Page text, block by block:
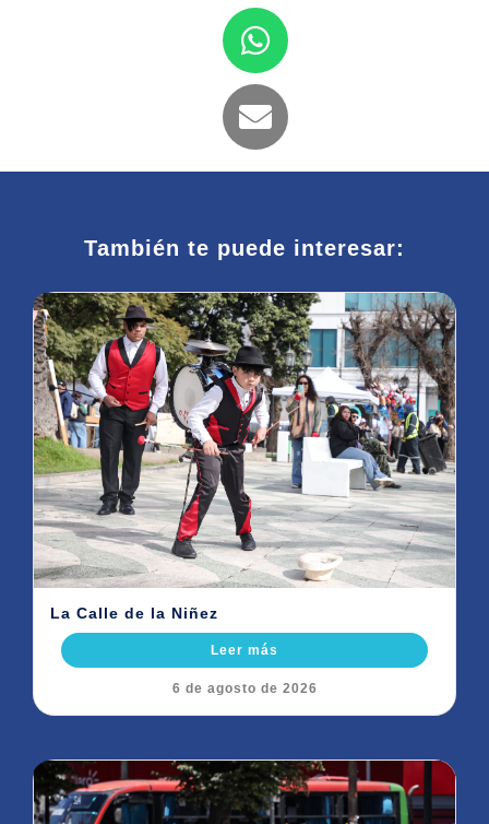
También te puede interesar:
La Calle de la Niñez
Leer más
6 de agosto de 2026